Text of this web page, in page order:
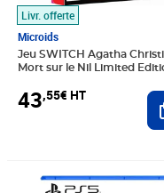
Livr. offerte
Microids
Jeu SWITCH Agatha
Mort sur le Nil Limited
43,55€ HT
Prix 32,25€ HT